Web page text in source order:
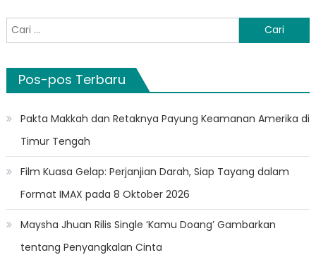
Cari
untuk:
Pos-pos Terbaru
Pakta Makkah dan Retaknya Payung Keamanan Amerika di
Timur Tengah
Film Kuasa Gelap: Perjanjian Darah, Siap Tayang dalam
Format IMAX pada 8 Oktober 2026
Maysha Jhuan Rilis Single ‘Kamu Doang’ Gambarkan
tentang Penyangkalan Cinta